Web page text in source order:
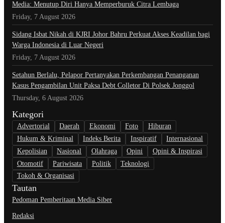
Media: Menutup Diri Hanya Memperburuk Citra Lembaga
Friday, 7 August 2026
Sidang Isbat Nikah di KJRI Johor Bahru Perkuat Akses Keadilan bagi
Warga Indonesia di Luar Negeri
Friday, 7 August 2026
Setahun Berlalu, Pelapor Pertanyakan Perkembangan Penanganan
Kasus Pengambilan Unit Paksa Debt Colletor Di Polsek Jonggol
Thursday, 6 August 2026
Kategori
Advertorial Daerah Ekonomi Foto
Hiburan
Hukum & Kriminal
Indeks Berita Inspiratif
Internasional
Kepolisian
Nasional Olahraga Opini
Opini & Inspirasi
Otomotif
Pariwisata Politik
Teknologi
Tokoh & Organisasi
Tautan
Pedoman Pemberitaan Media Siber
Redaksi